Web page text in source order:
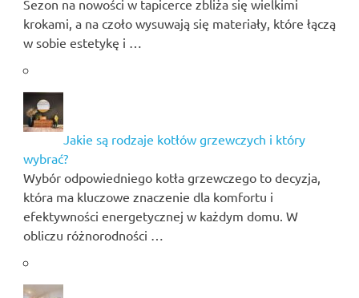
Sezon na nowości w tapicerce zbliża się wielkimi
krokami, a na czoło wysuwają się materiały, które łączą
w sobie estetykę i …
Jakie są rodzaje kotłów grzewczych i który
wybrać?
Wybór odpowiedniego kotła grzewczego to decyzja,
która ma kluczowe znaczenie dla komfortu i
efektywności energetycznej w każdym domu. W
obliczu różnorodności …